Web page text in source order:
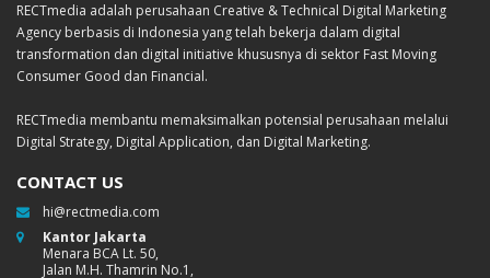
RECTmedia adalah perusahaan Creative & Technical Digital Marketing
Agency berbasis di Indonesia yang telah bekerja dalam digital
transformation dan digital initiative khususnya di sektor Fast Moving
Consumer Good dan Financial.
RECTmedia membantu memaksimalkan potensial perusahaan melalui
Digital Strategy, Digital Application, dan Digital Marketing.
CONTACT US
hi@rectmedia.com
Kantor Jakarta
Menara BCA Lt. 50,
Jalan M.H. Thamrin No.1,